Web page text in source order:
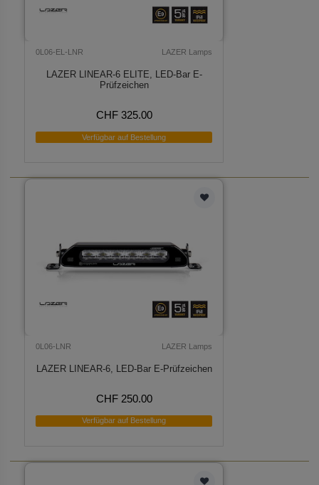
0L06-EL-LNR LAZER Lamps
LAZER LINEAR-6 ELITE, LED-Bar E-
Prüfzeichen
CHF 325.00
Verfügbar auf Bestellung
0L06-LNR LAZER Lamps
LAZER LINEAR-6, LED-Bar E-Prüfzeichen
CHF 250.00
Verfügbar auf Bestellung